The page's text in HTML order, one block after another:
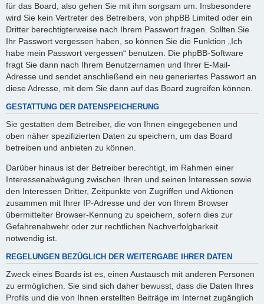
für das Board, also gehen Sie mit ihm sorgsam um. Insbesondere
wird Sie kein Vertreter des Betreibers, von phpBB Limited oder ein
Dritter berechtigterweise nach Ihrem Passwort fragen. Sollten Sie
Ihr Passwort vergessen haben, so können Sie die Funktion „Ich
habe mein Passwort vergessen“ benutzen. Die phpBB-Software
fragt Sie dann nach Ihrem Benutzernamen und Ihrer E-Mail-
Adresse und sendet anschließend ein neu generiertes Passwort an
diese Adresse, mit dem Sie dann auf das Board zugreifen können.
GESTATTUNG DER DATENSPEICHERUNG
Sie gestatten dem Betreiber, die von Ihnen eingegebenen und
oben näher spezifizierten Daten zu speichern, um das Board
betreiben und anbieten zu können.
Darüber hinaus ist der Betreiber berechtigt, im Rahmen einer
Interessenabwägung zwischen Ihren und seinen Interessen sowie
den Interessen Dritter, Zeitpunkte von Zugriffen und Aktionen
zusammen mit Ihrer IP-Adresse und der von Ihrem Browser
übermittelter Browser-Kennung zu speichern, sofern dies zur
Gefahrenabwehr oder zur rechtlichen Nachverfolgbarkeit
notwendig ist.
REGELUNGEN BEZÜGLICH DER WEITERGABE IHRER DATEN
Zweck eines Boards ist es, einen Austausch mit anderen Personen
zu ermöglichen. Sie sind sich daher bewusst, dass die Daten Ihres
Profils und die von Ihnen erstellten Beiträge im Internet zugänglich